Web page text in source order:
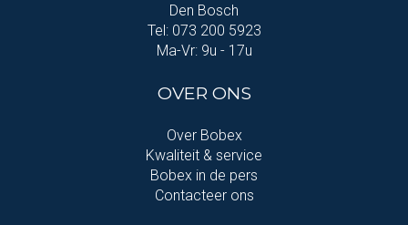
Den Bosch
Tel: 073 200 5923
Ma-Vr: 9u - 17u
OVER ONS
Over Bobex
Kwaliteit & service
Bobex in de pers
Contacteer ons